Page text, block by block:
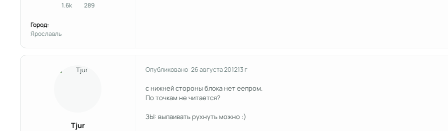
1.6kсообщения
289Репутация
Город:
Ярославль
Tjur
Опубликовано:26 августа 201213 г
с нижней стороны блока нет еепром.
По точкам не читается?
ЗЫ: выпаивать рухнуть можно :)